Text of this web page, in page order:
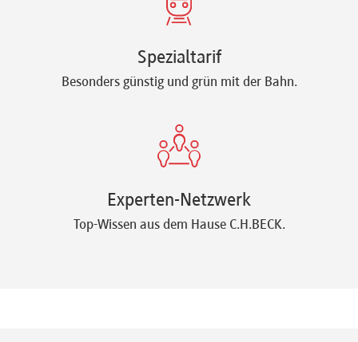
Spezialtarif
Besonders günstig und grün mit der Bahn.
Experten-Netzwerk
Top-Wissen aus dem Hause C.H.BECK.